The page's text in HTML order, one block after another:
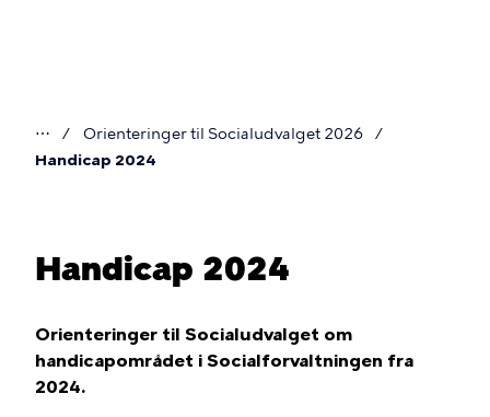
Du
⋯
Orienteringer til Socialudvalget 2026
Handicap 2024
Handicap 2024
Orienteringer til Socialudvalget om
handicapområdet i Socialforvaltningen fra
2024.